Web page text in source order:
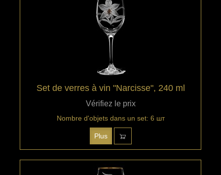
Set de verres à vin "Narcisse", 240 ml
Vérifiez le prix
Nombre d'objets dans un set: 6 шт
Plus